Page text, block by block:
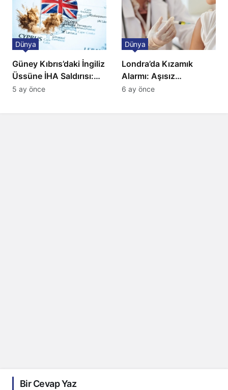
Güney Kıbrıs’daki İngiliz
Üssüne İHA Saldırısı:
Patlama, Sirenler ve
Dünya
5 ay önce
Londra’da Kızamık
Alarmı: Aşısız
Öğrenciler Okullardan
Dünya
6 ay önce
Bir Cevap Yaz